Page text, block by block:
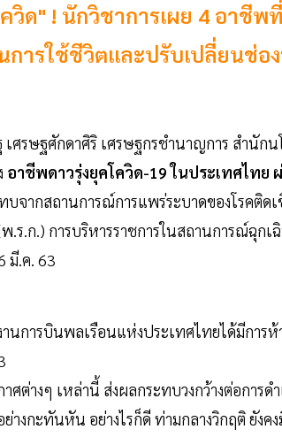
วิด" ! นักวิชาการเผย 4 อาชี
การใช้ชีวิตและปรับเปลี่ยนช่อ
รษฐศักดาศิริ เศรษฐกรชำนาญการ สำนักน
อาชีพดาวรุ่งยุคโควิด-19 ในประเทศไทย
บจากสถานการณ์การแพร่ระบาดของโรคติด
.ร.ก.) การบริหารราชการในสถานการณ์ฉุก
มี.ค. 63
านการบินพลเรือนแห่งประเทศไทยได้มีการ
าศต่างๆ เหล่านี้ ส่งผลกระทบวงกว้างต่อการ
างกะทันหัน อย่างไรก็ดี ท่ามกลางวิกฤติ ยัง